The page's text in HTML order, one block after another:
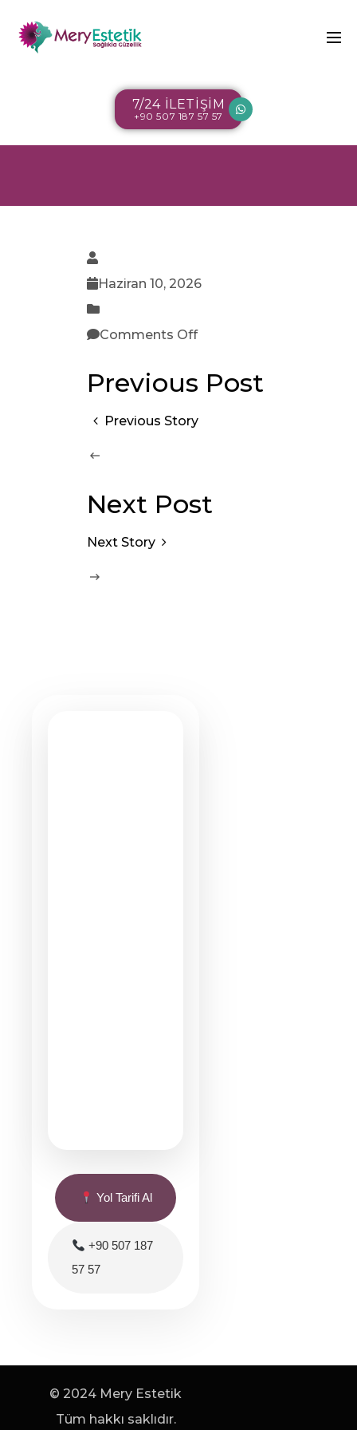
7/24 İLETİŞİM
+90 507 187 57 57
Haziran 10, 2026
Comments Off
Previous Post
Previous Story
Next Post
Next Story
Yol Tarifi Al
+90 507 187
57 57
© 2024 Mery Estetik
Tüm hakkı saklıdır.